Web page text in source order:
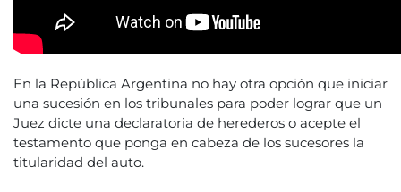
En la República Argentina no hay otra opción que iniciar
una sucesión en los tribunales para poder lograr que un
Juez dicte una declaratoria de herederos o acepte el
testamento que ponga en cabeza de los sucesores la
titularidad del auto.